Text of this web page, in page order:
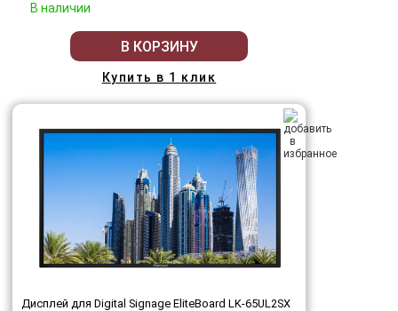
В наличии
В КОРЗИНУ
Купить в 1 клик
Дисплей для Digital Signage EliteBoard LK-65UL2SX